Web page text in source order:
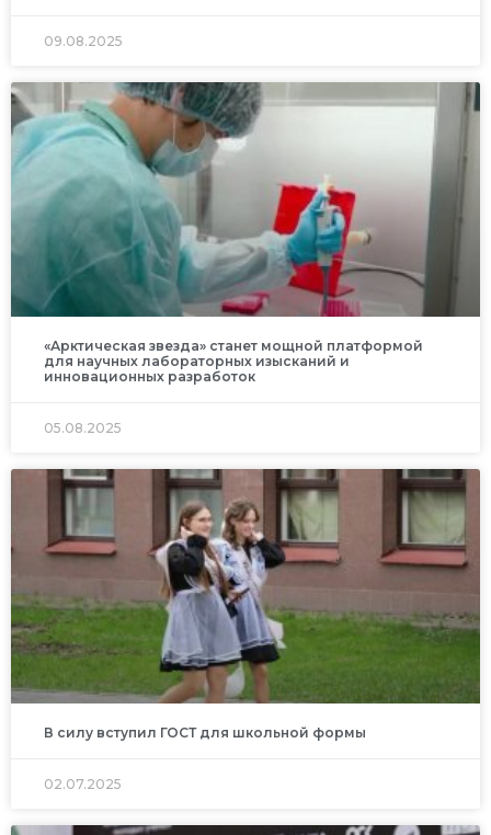
09.08.2025
«Арктическая звезда» станет мощной платформой
для научных лабораторных изысканий и
инновационных разработок
05.08.2025
В силу вступил ГОСТ для школьной формы
02.07.2025